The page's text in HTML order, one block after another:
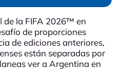
de la FIFA 2026™ en
de proporciones
de ediciones anteriores,
están separadas por
ver a Argentina en